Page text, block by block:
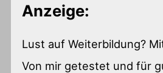
Anzeige:
Lust auf Weiterbildung?
Von mir getestet und für